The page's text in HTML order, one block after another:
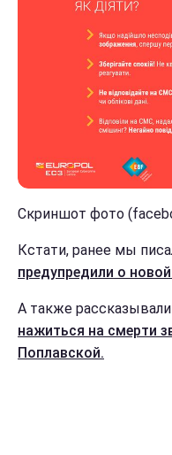
Скриншот фото
Кстати, ранее мы
предупредили о
А также
нажиться на смерти
Поплавской.